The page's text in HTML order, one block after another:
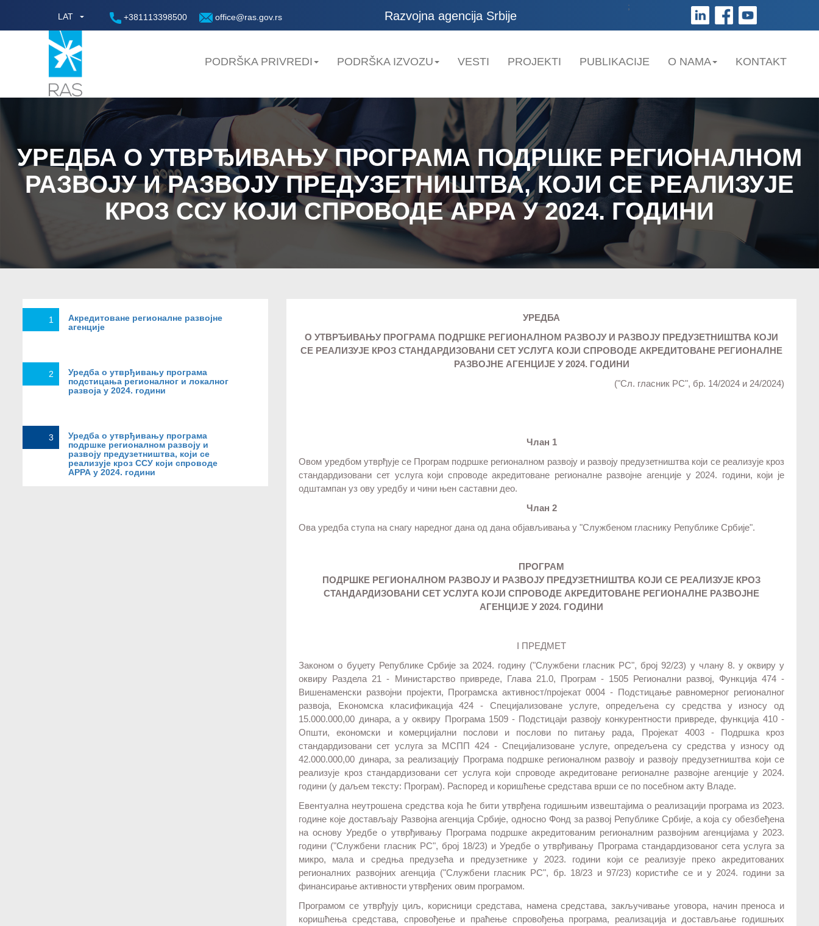
LAT +381113398500 office@ras.gov.rs Razvojna agencija Srbije
;
PODRŠKA PRIVREDI PODRŠKA IZVOZU VESTI PROJEKTI PUBLIKACIJE O NAMA KONTAKT
УРЕДБА О УТВРЂИВАЊУ ПРОГРАМА ПОДРШКЕ РЕГИОНАЛНОМ
РАЗВОЈУ И РАЗВОЈУ ПРЕДУЗЕТНИШТВА, КОЈИ СЕ РЕАЛИЗУЈЕ
КРОЗ ССУ КОЈИ СПРОВОДЕ АРРА У 2024. ГОДИНИ
1
Акредитоване регионалне развојне
агенције
2
Уредба о утврђивању програма
подстицања регионалног и локалног
развоја у 2024. години
3
Уредба о утврђивању програма
подршке регионалном развоју и
развоју предузетништва, који се
реализује кроз ССУ који спроводе
АРРА у 2024. години
УРЕДБА
О УТВРЂИВАЊУ ПРОГРАМА ПОДРШКЕ РЕГИОНАЛНОМ РАЗВОЈУ И РАЗВОЈУ ПРЕДУЗЕТНИШТВА КОЈИ
СЕ РЕАЛИЗУЈЕ КРОЗ СТАНДАРДИЗОВАНИ СЕТ УСЛУГА КОЈИ СПРОВОДЕ АКРЕДИТОВАНЕ РЕГИОНАЛНЕ
РАЗВОЈНЕ АГЕНЦИЈЕ У 2024. ГОДИНИ
("Сл. гласник РС", бр. 14/2024 и 24/2024)
Члан 1
Овом уредбом утврђује се Програм подршке регионалном развоју и развоју предузетништва који се реализује кроз
стандардизовани сет услуга који спроводе акредитоване регионалне развојне агенције у 2024. години, који је
одштампан уз ову уредбу и чини њен саставни део.
Члан 2
Ова уредба ступа на снагу наредног дана од дана објављивања у "Службеном гласнику Републике Србије".
ПРОГРАМ
ПОДРШКЕ РЕГИОНАЛНОМ РАЗВОЈУ И РАЗВОЈУ ПРЕДУЗЕТНИШТВА КОЈИ СЕ РЕАЛИЗУЈЕ КРОЗ
СТАНДАРДИЗОВАНИ СЕТ УСЛУГА КОЈИ СПРОВОДЕ АКРЕДИТОВАНЕ РЕГИОНАЛНЕ РАЗВОЈНЕ
АГЕНЦИЈЕ У 2024. ГОДИНИ
I ПРЕДМЕТ
Законом о буџету Републике Србије за 2024. годину ("Службени гласник РС", број 92/23) у члану 8. у оквиру у
оквиру Раздела 21 - Министарство привреде, Глава 21.0, Програм - 1505 Регионални развој, Функција 474 -
Вишенаменски развојни пројекти, Програмска активност/пројекат 0004 - Подстицање равномерног регионалног
развоја, Економска класификација 424 - Специјализоване услуге, опредељена су средства у износу од
15.000.000,00 динара, а у оквиру Програма 1509 - Подстицаји развоју конкурентности привреде, функција 410 -
Општи, економски и комерцијални послови и послови по питању рада, Пројекат 4003 - Подршка кроз
стандардизовани сет услуга за МСПП 424 - Специјализоване услуге, опредељена су средства у износу од
42.000.000,00 динара, за реализацију Програма подршке регионалном развоју и развоју предузетништва који се
реализује кроз стандардизовани сет услуга који спроводе акредитоване регионалне развојне агенције у 2024.
години (у даљем тексту: Програм). Распоред и коришћење средстава врши се по посебном акту Владе.
Евентуална неутрошена средства која ће бити утврђена годишњим извештајима о реализацији програма из 2023.
године које достављају Развојна агенција Србије, односно Фонд за развој Републике Србије, а која су обезбеђена
на основу Уредбе о утврђивању Програма подршке акредитованим регионалним развојним агенцијама у 2023.
години ("Службени гласник РС", број 18/23) и Уредбе о утврђивању Програма стандардизованог сета услуга за
микро, мала и средња предузећа и предузетнике у 2023. години који се реализује преко акредитованих
регионалних развојних агенција ("Службени гласник РС", бр. 18/23 и 97/23) користиће се и у 2024. години за
финансирање активности утврђених овим програмом.
Програмом се утврђују циљ, корисници средстава, намена средстава, закључивање уговора, начин преноса и
коришћења средстава, спровођење и праћење спровођења програма, реализација и достављање годишњих